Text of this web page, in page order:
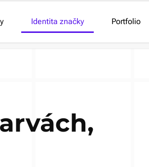
Identita značky Portfolio